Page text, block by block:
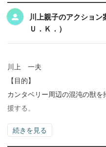
川上親子のアクション
Ｕ．Ｋ．）
川上 一夫
【目的】
カンタベリー周辺の混沌の獣
援する。
続きを見る